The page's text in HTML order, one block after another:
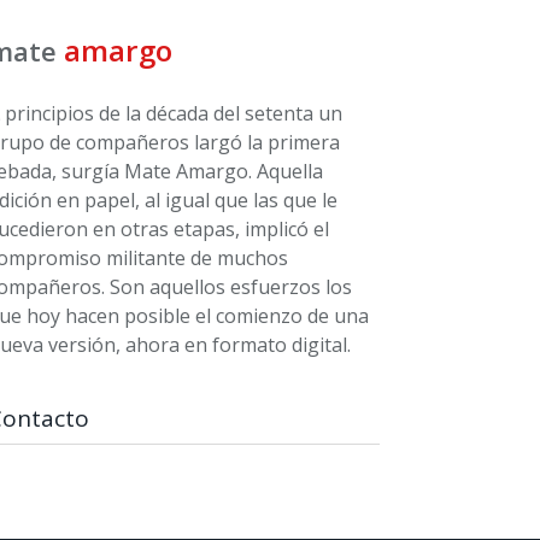
amargo
principios de la década del setenta un
de compañeros largó la primera
surgía Mate Amargo. Aquella
en papel, al igual que las que le
en otras etapas, implicó el
militante de muchos
Son aquellos esfuerzos los
hoy hacen posible el comienzo de una
versión, ahora en formato digital.